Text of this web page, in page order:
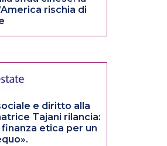
rischia di
e diritto alla
Tajani rilancia:
finanza etica per un